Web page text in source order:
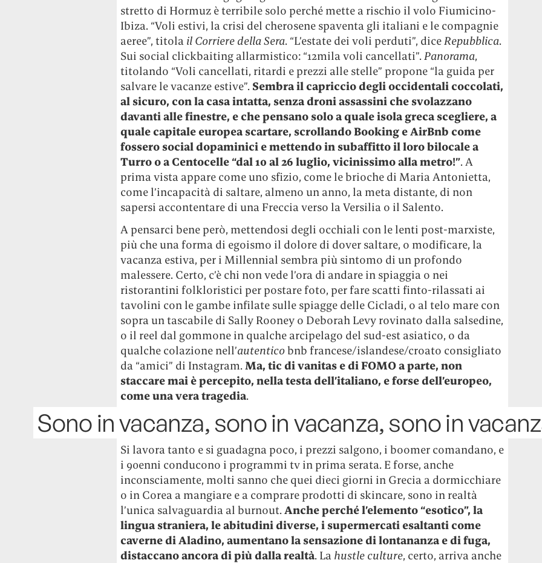
stretto di Hormuz è terribile solo perché mette a rischio il volo Fiumicino-
Ibiza. “Voli estivi, la crisi del cherosene spaventa gli italiani e le compagnie
aeree”, titola il Corriere della Sera. “L’estate dei voli perduti”, diceRepubblica.
Sui social clickbaiting allarmistico: “12mila voli cancellati”.Panorama,
titolando “Voli cancellati, ritardi e prezzi alle stelle” propone “la guida per
salvare le vacanze estive”. Sembra il capriccio degli occidentali coccolati,
al sicuro, con la casa intatta, senza droni assassini che svolazzano
davanti alle finestre, e che pensano solo a quale isola greca scegliere, a
quale capitale europea scartare, scrollando Booking e AirBnb come
fossero social dopaminici e mettendo in subaffitto il loro bilocale a
Turro o a Centocelle “dal 10 al 26 luglio, vicinissimo alla metro!”. A
prima vista appare come uno sfizio, come le brioche di Maria Antonietta,
come l’incapacità di saltare, almeno un anno, la meta distante, di non
sapersi accontentare di una Freccia verso la Versilia o il Salento.
A pensarci bene però, mettendosi degli occhiali con le lenti post-marxiste,
più che una forma di egoismo il dolore di dover saltare, o modificare, la
vacanza estiva, per i Millennial sembra più sintomo di un profondo
malessere. Certo, c’è chi non vede l’ora di andare in spiaggia o nei
ristorantini folkloristici per postare foto, per fare scatti finto-rilassati ai
tavolini con le gambe infilate sulle spiagge delle Cicladi, o al telo mare con
sopra un tascabile di Sally Rooney o Deborah Levy rovinato dalla salsedine,
o il reel dal gommone in qualche arcipelago del sud-est asiatico, o da
qualche colazione nell’autenticobnb francese/islandese/croato consigliato
da “amici” di Instagram.Ma, tic di vanitas e di FOMO a parte, non
staccare mai è percepito, nella testa dell’italiano, e forse dell’europeo,
come una vera tragedia.
Sono in vacanza, sono in vacanza, sono in
Si lavora tanto e si guadagna poco, i prezzi salgono, i boomer comandano, e
i 90enni conducono i programmi tv in prima serata. E forse, anche
inconsciamente, molti sanno che quei dieci giorni in Grecia a dormicchiare
o in Corea a mangiare e a comprare prodotti di skincare, sono in realtà
l’unica salvaguardia al burnout.Anche perché l’elemento “esotico”, la
lingua straniera, le abitudini diverse, i supermercati esaltanti come
caverne di Aladino, aumentano la sensazione di lontananza e di fuga,
distaccano ancora di più dalla realtà. La hustle culture, certo, arriva anche